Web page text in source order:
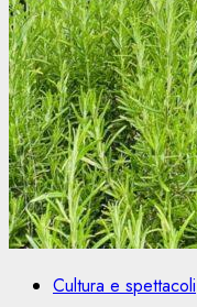
Cultura e spettacoli